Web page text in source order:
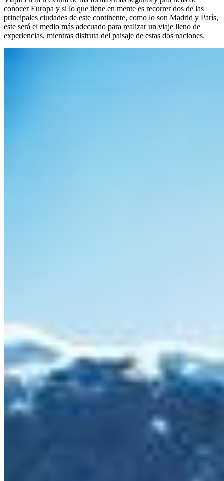
conocer Europa y si lo que tiene en mente es recorrer dos de las
principales ciudades de este continente, como lo son Madrid y París,
este será el medio más adecuado para realizar un viaje lleno de
experiencias, mientras disfruta del paisaje de estas dos naciones.